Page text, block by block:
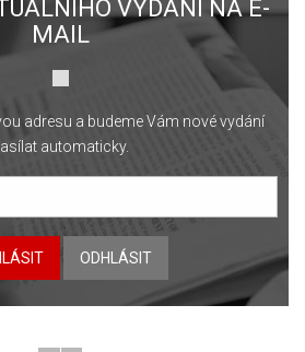
VYDÁNÍ NA E-
MAIL
adresu a budeme Vám nové vydání
automaticky.
ODHLÁSIT